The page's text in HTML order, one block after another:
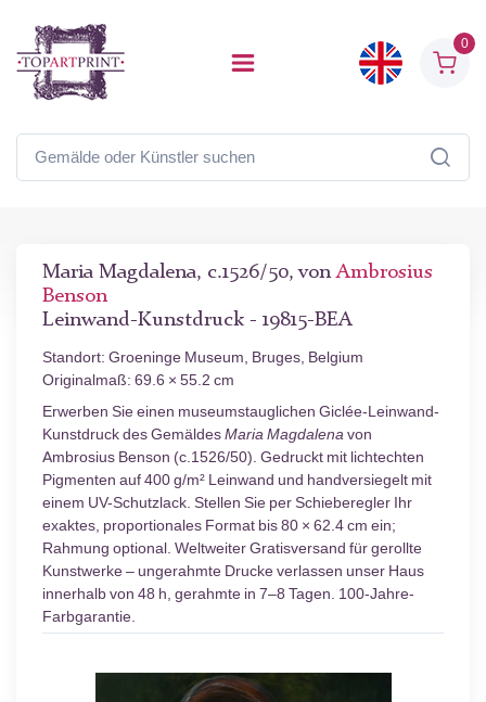
0
Maria Magdalena, c.1526/50, vonAmbrosius
Benson
Leinwand-Kunstdruck - 19815-BEA
Standort: Groeninge Museum, Bruges, Belgium
Originalmaß: 69.6 × 55.2 cm
Erwerben Sie einen museumstauglichen Giclée-Leinwand-
Kunstdruck des GemäldesMaria Magdalenavon
Ambrosius Benson (c.1526/50). Gedruckt mit lichtechten
Pigmenten auf 400 g/m² Leinwand und handversiegelt mit
einem UV-Schutzlack. Stellen Sie per Schieberegler Ihr
exaktes, proportionales Format bis 80 × 62.4 cm ein;
Rahmung optional. Weltweiter Gratisversand für gerollte
Kunstwerke – ungerahmte Drucke verlassen unser Haus
innerhalb von 48 h, gerahmte in 7–8 Tagen. 100-Jahre-
Farbgarantie.